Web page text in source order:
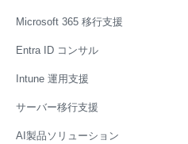
Microsoft 365 移行支援
Entra ID コンサル
Intune 運用支援
サーバー移行支援
AI製品ソリューション